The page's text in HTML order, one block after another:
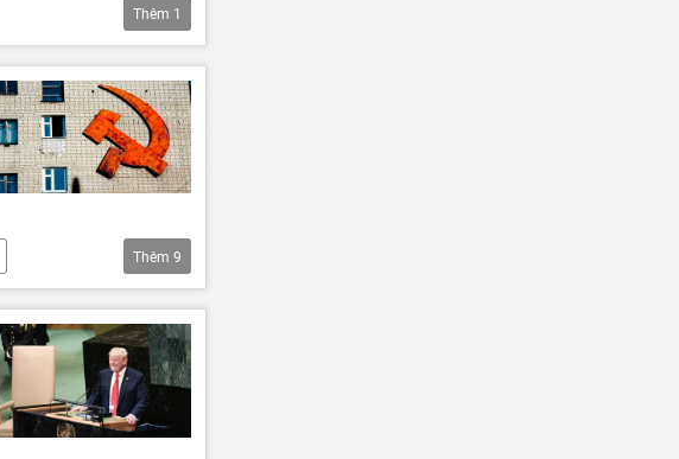
Thêm 1
Thêm 9